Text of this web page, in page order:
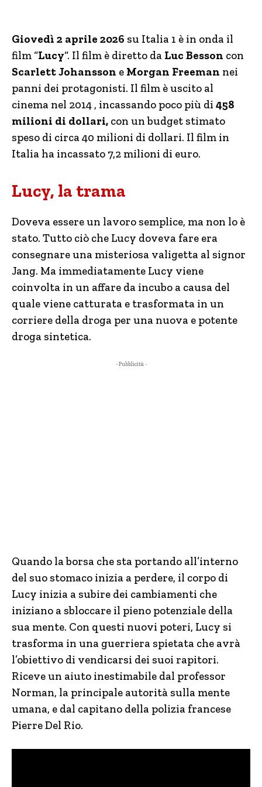
Giovedì 2 aprile 2026 su Italia 1 è in onda il
film “Lucy“. Il film è diretto da Luc Besson con
Scarlett Johansson e Morgan Freeman nei
panni dei protagonisti. Il film è uscito al
cinema nel 2014 , incassando poco più di 458
milioni di dollari, con un budget stimato
speso di circa 40 milioni di dollari. Il film in
Italia ha incassato 7,2 milioni di euro.
Lucy, la trama
Doveva essere un lavoro semplice, ma non lo è
stato. Tutto ciò che Lucy doveva fare era
consegnare una misteriosa valigetta al signor
Jang. Ma immediatamente Lucy viene
coinvolta in un affare da incubo a causa del
quale viene catturata e trasformata in un
corriere della droga per una nuova e potente
droga sintetica.
- Pubblicità -
Quando la borsa che sta portando all’interno
del suo stomaco inizia a perdere, il corpo di
Lucy inizia a subire dei cambiamenti che
iniziano a sbloccare il pieno potenziale della
sua mente. Con questi nuovi poteri, Lucy si
trasforma in una guerriera spietata che avrà
l’obiettivo di vendicarsi dei suoi rapitori.
Riceve un aiuto inestimabile dal professor
Norman, la principale autorità sulla mente
umana, e dal capitano della polizia francese
Pierre Del Rio.